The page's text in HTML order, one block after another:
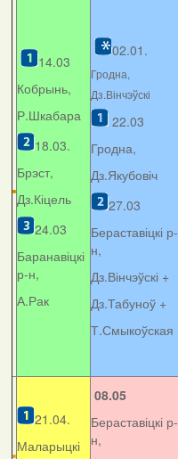
14.03
Кобрынь,
Р.Шкабара
18.03.
Брэст,
Дз.Кіцель
24.03
Баранавіцкі
р-н,
А.Рак
02.01.
Гродна,
Дз.Вінчэўскі
22.03
Гродна,
Дз.Якубовіч
27.03
Бераставіцкі р-
н,
Дз.Вінчэўскі +
Дз.Табуноў +
Т.Смыкоўская
21.04.
Маларыцкі
08.05
Бераставіцкі р-
н,